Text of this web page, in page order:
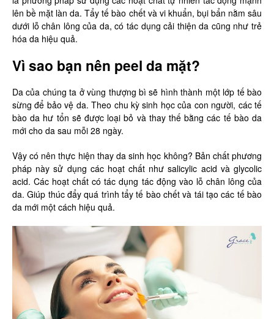
lên bề mặt làn da. Tẩy tế bào chết và vi khuẩn, bụi bẩn nằm sâu
dưới lỗ chân lông của da, có tác dụng cải thiện da cũng như trẻ
hóa da hiệu quả.
Vì sao bạn nên peel da mặt?
Da của chúng ta ở vùng thượng bì sẽ hình thành một lớp tế bào
sừng để bảo vệ da. Theo chu kỳ sinh học của con người, các tế
bào da hư tổn sẽ được loại bỏ và thay thế bằng các tế bào da
mới cho da sau mỗi 28 ngày.
Vậy có nên thực hiện thay da sinh học không? Bản chất phương
pháp này sử dụng các hoạt chất như salicylic acid và glycolic
acid. Các hoạt chất có tác dụng tác động vào lỗ chân lông của
da. Giúp thúc đẩy quá trình tẩy tế bào chết và tái tạo các tế bào
da mới một cách hiệu quả.